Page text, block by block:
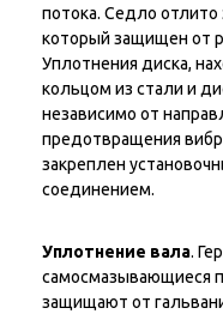
потока. Седло отлито
который защищен от
Уплотнения диска,
кольцом из стали и
независимо от
предотвращения
закреплен
соединением.
Уплотнение вала.
самосмазывающиеся
защищают от